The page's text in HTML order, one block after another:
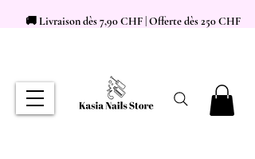
🚚 Livraison dès 7,90 CHF | Offerte dès 250 CHF